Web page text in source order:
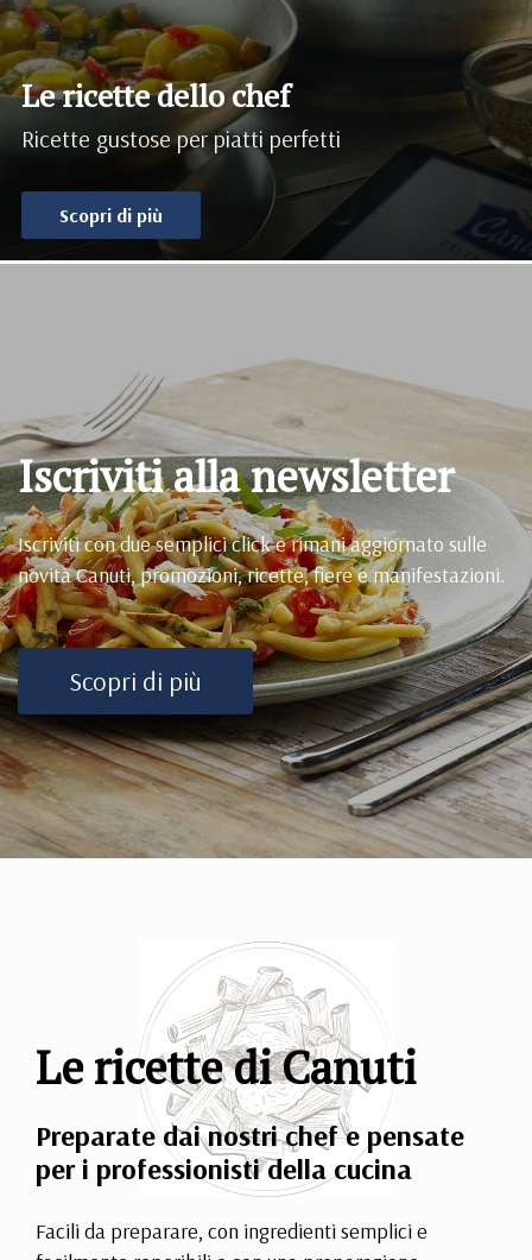
Le ricette dello chef
Ricette gustose per piatti perfetti
Scopri di più
Iscriviti alla newsletter
Iscriviti con due semplici click e rimani aggiornato sulle
novità Canuti, promozioni, ricette, fiere e manifestazioni.
Scopri di più
Le ricette di Canuti
Preparate dai nostri chef e pensate
per i professionisti della cucina
Facili da preparare, con ingredienti semplici e